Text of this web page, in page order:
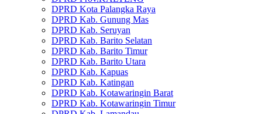
DPRD Kota Palangka Raya
DPRD Kab. Gunung Mas
DPRD Kab. Seruyan
DPRD Kab. Barito Selatan
DPRD Kab. Barito Timur
DPRD Kab. Barito Utara
DPRD Kab. Kapuas
DPRD Kab. Katingan
DPRD Kab. Kotawaringin Barat
DPRD Kab. Kotawaringin Timur